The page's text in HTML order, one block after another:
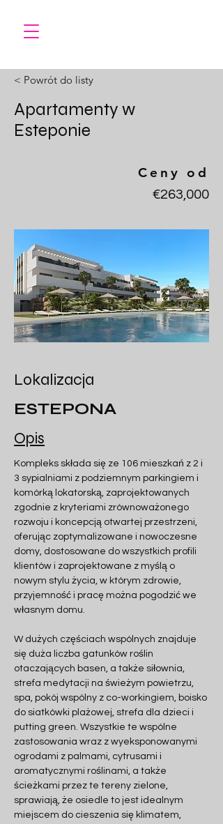
< Powrót do listy
Apartamenty w
Esteponie
Ceny od
€263,000
Lokalizacja
ESTEPONA
Opis
Kompleks składa się ze 106 mieszkań z 2 i
3 sypialniami z podziemnym parkingiem i
komórką lokatorską, zaprojektowanych
zgodnie z kryteriami zrównoważonego
rozwoju i koncepcją otwartej przestrzeni,
oferując zoptymalizowane i nowoczesne
domy, dostosowane do wszystkich profili
klientów i zaprojektowane z myślą o
nowym stylu życia, w którym zdrowie,
przyjemność i pracę można pogodzić we
własnym domu.
W dużych częściach wspólnych znajduje
się duża liczba gatunków roślin
otaczających basen, a także siłownia,
strefa medytacji na świeżym powietrzu,
spa, pokój wspólny z co-workingiem, boisko
do siatkówki plażowej, strefa dla dzieci i
putting green. Wszystkie te wspólne
zastosowania wraz z wyeksponowanymi
ogrodami z palmami, cytrusami i
aromatycznymi roślinami, a także
ścieżkami przez te tereny zielone,
sprawiają, że osiedle to jest idealnym
miejscem do cieszenia się klimatem,